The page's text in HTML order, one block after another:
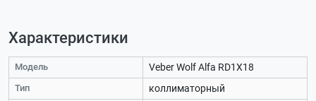
Характеристики
Модель Veber Wolf Alfa RD1X18
Тип коллиматорный